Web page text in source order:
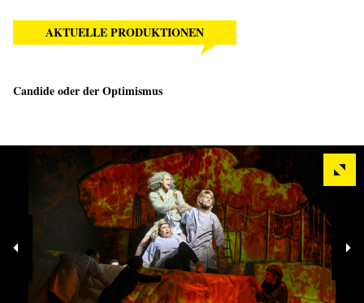
AKTUELLE PRODUKTIONEN
Candide oder der Optimismus